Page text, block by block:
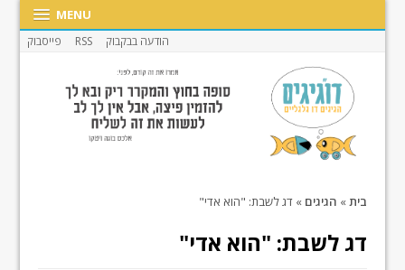
MENU
הודעה בבקבוק RSS פייסבוק
בית» הגיגים » דג לשבת: "הוא אדי"
דג לשבת: "הוא אדי"